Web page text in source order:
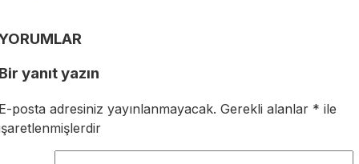
yanıt yazın
posta adresiniz yayınlanmayacak. Gerekli alanlar * ile